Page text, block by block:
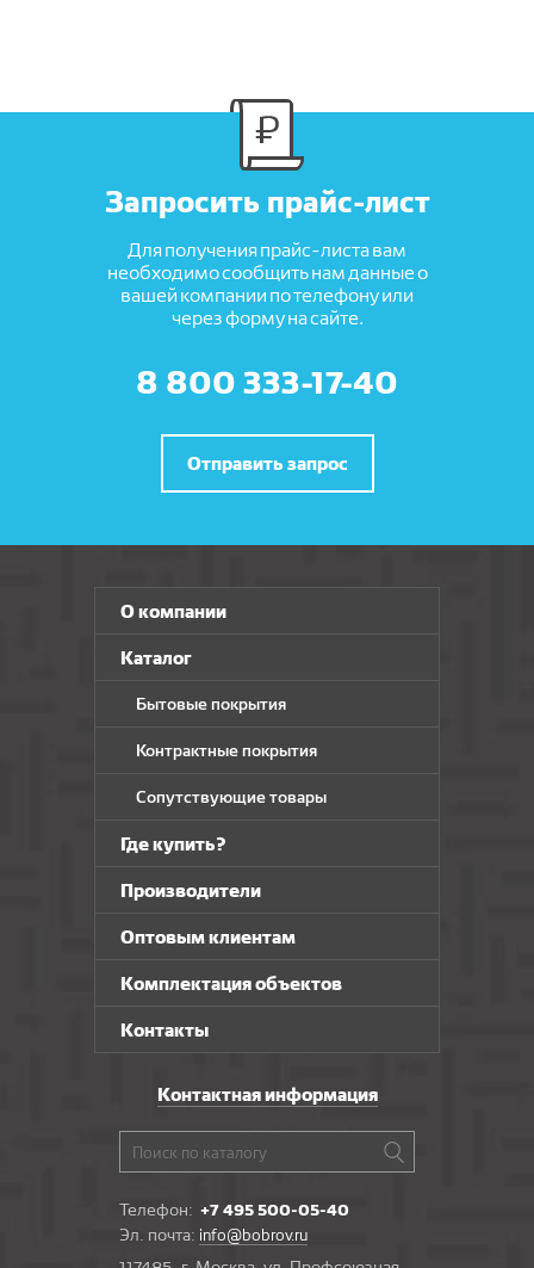
Запросить прайс-лист
Для получения прайс-листа вам
необходимо сообщить нам данные о
вашей компании по телефону или
через форму на сайте.
8 800 333-17-40
Отправить запрос
О компании
Каталог
Бытовые покрытия
Контрактные покрытия
Сопутствующие товары
Где купить?
Производители
Оптовым клиентам
Комплектация объектов
Контакты
Контактная информация
Телефон: +7 495 500-05-40
Эл. почта: info@bobrov.ru